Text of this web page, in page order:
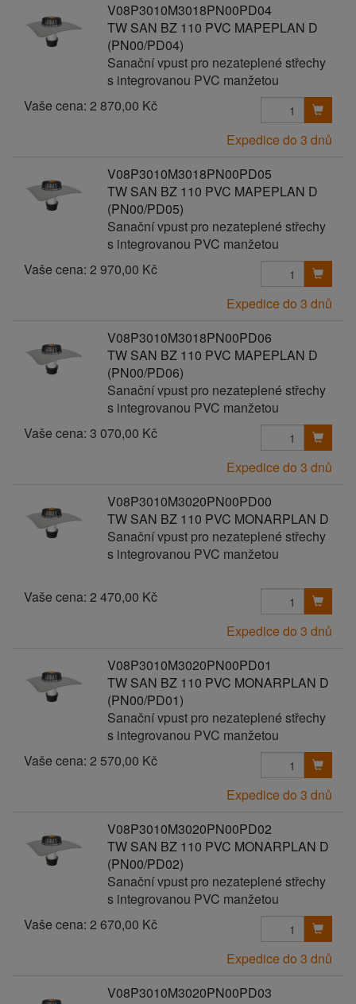
V08P3010M3018PN00PD04
TW SAN BZ 110 PVC MAPEPLAN D
(PN00/PD04)
Sanační vpust pro nezateplené střechy
s integrovanou PVC manžetou
Vaše cena: 2 870,00 Kč
Expedice do 3 dnů
V08P3010M3018PN00PD05
TW SAN BZ 110 PVC MAPEPLAN D
(PN00/PD05)
Sanační vpust pro nezateplené střechy
s integrovanou PVC manžetou
Vaše cena: 2 970,00 Kč
Expedice do 3 dnů
V08P3010M3018PN00PD06
TW SAN BZ 110 PVC MAPEPLAN D
(PN00/PD06)
Sanační vpust pro nezateplené střechy
s integrovanou PVC manžetou
Vaše cena: 3 070,00 Kč
Expedice do 3 dnů
V08P3010M3020PN00PD00
TW SAN BZ 110 PVC MONARPLAN D
Sanační vpust pro nezateplené střechy
s integrovanou PVC manžetou
Vaše cena: 2 470,00 Kč
Expedice do 3 dnů
V08P3010M3020PN00PD01
TW SAN BZ 110 PVC MONARPLAN D
(PN00/PD01)
Sanační vpust pro nezateplené střechy
s integrovanou PVC manžetou
Vaše cena: 2 570,00 Kč
Expedice do 3 dnů
V08P3010M3020PN00PD02
TW SAN BZ 110 PVC MONARPLAN D
(PN00/PD02)
Sanační vpust pro nezateplené střechy
s integrovanou PVC manžetou
Vaše cena: 2 670,00 Kč
Expedice do 3 dnů
V08P3010M3020PN00PD03